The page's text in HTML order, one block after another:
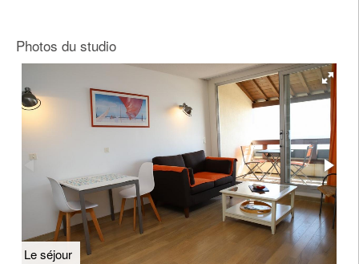
Photos du studio
Le séjour